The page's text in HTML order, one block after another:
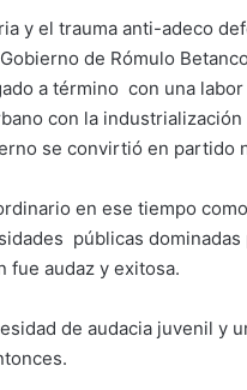
y el trauma anti-adeco
de Rómulo
a término con una
con la
se convirtió en partido
en ese tiempo
públicas
fue audaz y exitosa.
de audacia juvenil y